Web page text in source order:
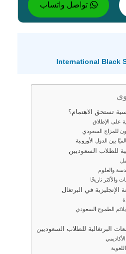
تواصل واتساب
International Black
تستحق الاهتمام؟
على الإطلاق
للمزاج السعودي
بين الدول الأوروبية
للطلاب السعوديين
والعلوم
والأكثر تاريخًا
الإنجليزية في البرتغال
الطموح السعودي
البرتغالية للطلاب السعوديين